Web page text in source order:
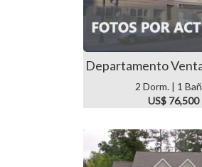
Departamento
2 Dorm. | 1
US$ 76,500